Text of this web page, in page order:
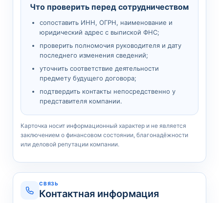
Что проверить перед сотрудничеством
сопоставить ИНН, ОГРН, наименование и
юридический адрес с выпиской ФНС;
проверить полномочия руководителя и дату
последнего изменения сведений;
уточнить соответствие деятельности
предмету будущего договора;
подтвердить контакты непосредственно у
представителя компании.
Карточка носит информационный характер и не является
заключением о финансовом состоянии, благонадёжности
или деловой репутации компании.
СВЯЗЬ
Контактная информация